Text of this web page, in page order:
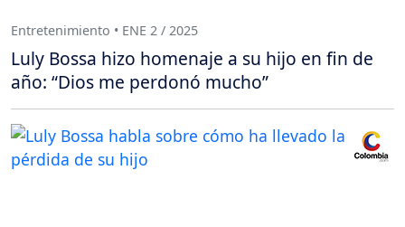
Entretenimiento • ENE 2 / 2025
Luly Bossa hizo homenaje a su hijo en fin de
año: “Dios me perdonó mucho”